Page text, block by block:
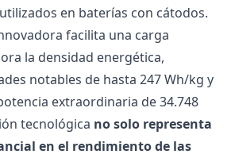
en baterías con cátodos.
facilita una carga
la densidad energética,
notables de hasta 247 Wh/kg y
extraordinaria de 34.748
tecnológica no solo representa
en el rendimiento de las